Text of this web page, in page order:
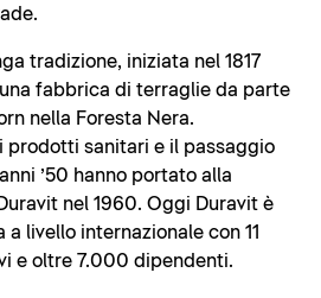
tradizione, iniziata nel 1817
fabbrica di terraglie da parte
nella Foresta Nera.
prodotti sanitari e il passaggio
’50 hanno portato alla
nel 1960. Oggi Duravit è
a livello internazionale con 11
e oltre 7.000 dipendenti.